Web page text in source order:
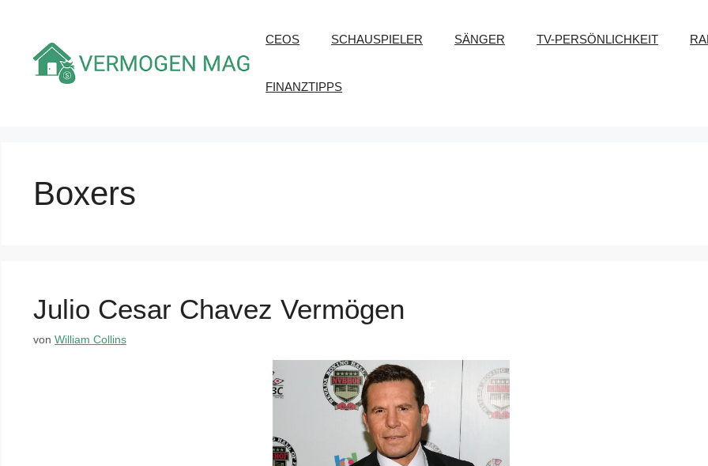
springen
CEOS SCHAUSPIELER SÄNGER TV-PERSÖNLICHKEIT
FINANZTIPPS
Boxers
Julio Cesar Chavez Vermögen
von William Collins